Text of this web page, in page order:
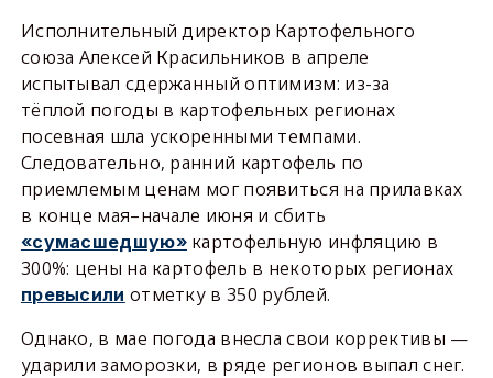
Исполнительный директор Картофельного
союза Алексей Красильников в апреле
испытывал сдержанный оптимизм: из-за
тёплой погоды в картофельных регионах
посевная шла ускоренными темпами.
Следовательно, ранний картофель по
приемлемым ценам мог появиться на прилавках
в конце мая–начале июня и сбить
«сумасшедшую»картофельную инфляцию в
300%: цены на картофель в некоторых регионах
превысили отметку в 350 рублей.
Однако, в мае погода внесла свои коррективы —
ударили заморозки, в ряде регионов выпал снег.